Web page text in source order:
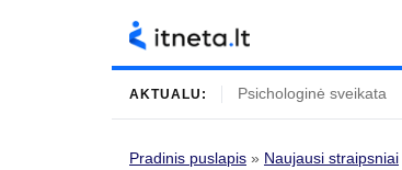
AKTUALU: Psichologinė sveikata
Pradinis puslapis » Naujausi straipsniai